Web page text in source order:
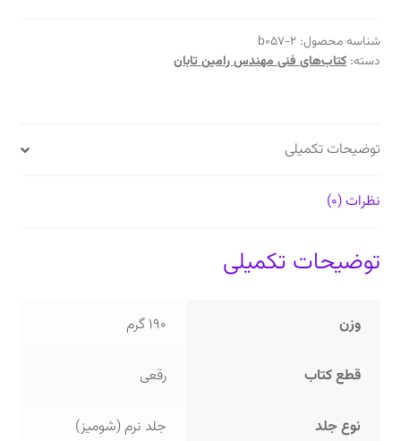
شناسه محصول: b057-2
دسته:کتاب‌های فنی مهندس رامین تابان
توضیحات تکمیلی
نظرات (0)
توضیحات تکمیلی
وزن 190 گرم
قطع کتاب رقعی
نوع جلد جلد نرم (شومیز)